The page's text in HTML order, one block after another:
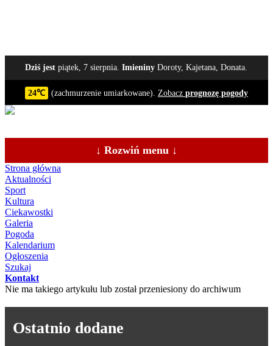
Dziś jest piątek, 7 sierpnia.Imieniny Doroty, Kajetana, Donata.
24℃ (zachmurzenie umiarkowane). Zobacz prognozę pogody
↓ Rozwiń menu ↓
Strona główna
Aktualności
Sport
Kultura
Ciekawostki
Galeria
Pogoda
Kalendarium
Ogłoszenia
Szukaj
Kontakt
Nie ma takiego artykułu lub został przeniesiony do archiwum
Ostatnio dodane